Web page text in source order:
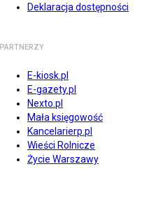
Deklaracja dostępności
PARTNERZY
E-kiosk.pl
E-gazety.pl
Nexto.pl
Mała księgowość
Kancelarierp.pl
Wieści Rolnicze
Życie Warszawy